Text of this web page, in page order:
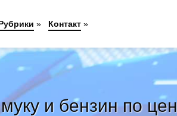
и бензин по
» Контакт »